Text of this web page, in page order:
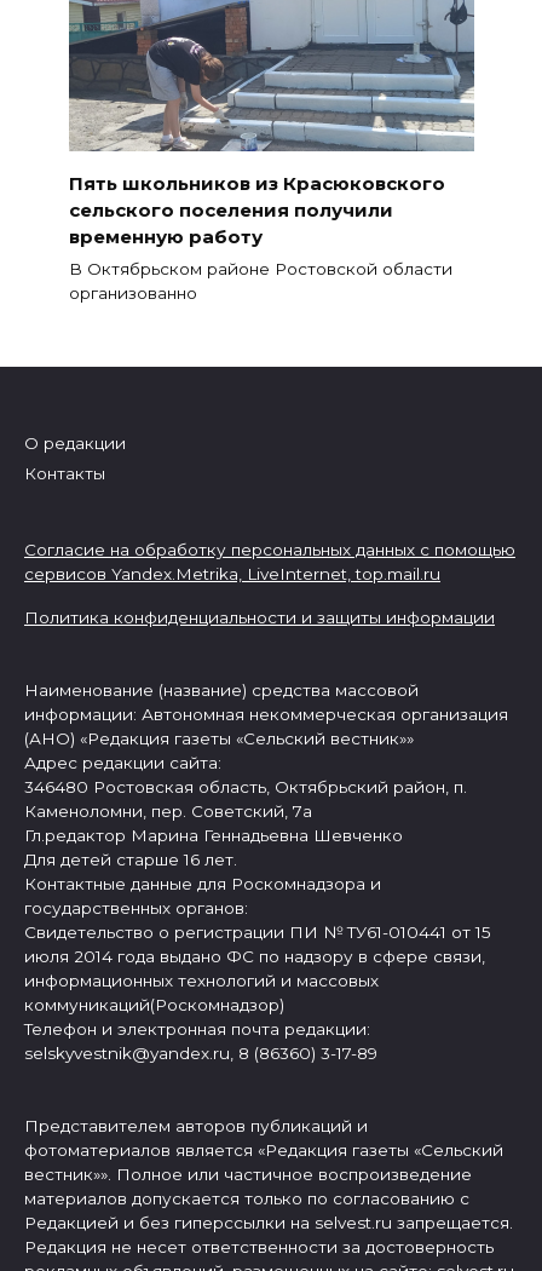
Пять школьников из Красюковского
сельского поселения получили
временную работу
В Октябрьском районе Ростовской области
организованно
О редакции
Контакты
Согласие на обработку персональных данных с помощью
сервисов Yandex.Metrika, LiveInternet,top.mail.ru
Политика конфиденциальности и защиты информации
Наименование (название) средства массовой
информации: Автономная некоммерческая организация
(АНО) «Редакция газеты «Сельский вестник»»
Адрес редакции сайта:
346480 Ростовская область, Октябрьский район, п.
Каменоломни, пер. Советский, 7а
Гл.редактор Марина Геннадьевна Шевченко
Для детей старше 16 лет.
Контактные данные для Роскомнадзора и
государственных органов:
Свидетельство о регистрации ПИ № ТУ61-010441 от 15
июля 2014 года выдано ФС по надзору в сфере связи,
информационных технологий и массовых
коммуникаций(Роскомнадзор)
Телефон и электронная почта редакции:
selskyvestnik@yandex.ru, 8 (86360) 3-17-89
Представителем авторов публикаций и
фотоматериалов является «Редакция газеты «Сельский
вестник»». Полное или частичное воспроизведение
материалов допускается только по согласованию с
Редакцией и без гиперссылки на selvest.ru запрещается.
Редакция не несет ответственности за достоверность